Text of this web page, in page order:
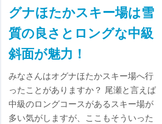
グナほたかスキー場は雪
質の良さとロングな中級
斜面が魅力！
みなさんはオグナほたかスキー場へ行
ったことがありますか？ 尾瀬と言えば
中級のロングコースがあるスキー場が
多い気がしますが、ここもそういった